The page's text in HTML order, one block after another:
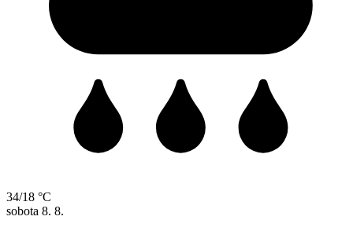
34/18 °C
sobota 8. 8.